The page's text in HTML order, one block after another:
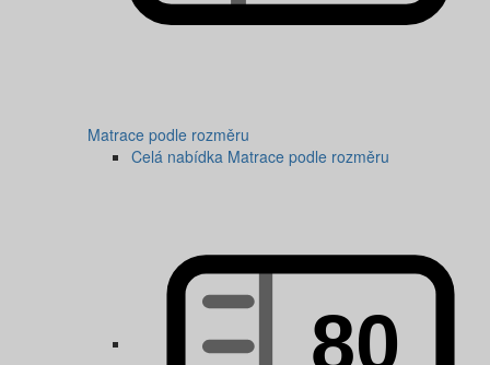
Matrace podle rozměru
Celá nabídka Matrace podle rozměru